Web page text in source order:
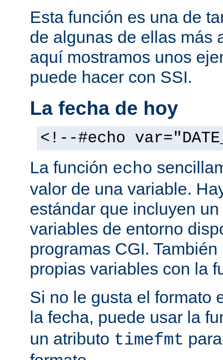
Esta función es una de
de algunas de ellas más
aquí mostramos unos
puede hacer con SSI.
La fecha de hoy
<!--#echo
La función echo
valor de una variable.
estándar que incluyen
variables de entorno
programas CGI.
propias variables con la
Si no le gusta el formato
la fecha, puede usar la
un atributo timefmt